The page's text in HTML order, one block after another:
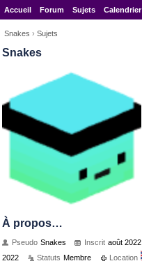
Accueil Forum Sujets Calendrier
Snakes › Sujets
Snakes
À propos…
Pseudo Snakes Inscrit août 2022
2022
Statuts Membre Location